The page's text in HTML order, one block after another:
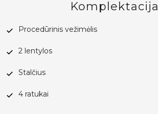
Komplektacija
Procedūrinis vežimėlis
2 lentylos
Stalčius
4 ratukai